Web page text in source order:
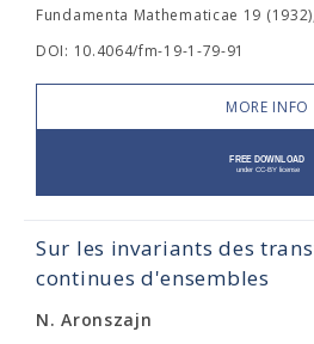
Fundamenta Mathematicae 19
DOI: 10.4064/fm-19-1-79-91
MORE INFO
Sur les invariants des
continues d'ensembles
N. Aronszajn